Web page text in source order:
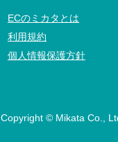
ECのミカタとは
利用規約
個人情報保護方針
Copyright © Mikata Co.,